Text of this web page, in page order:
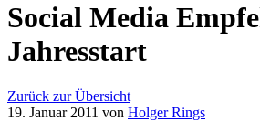
Social Media
Jahresstart
Zurück zur Übersicht
19. Januar 2011 von Holger Rings